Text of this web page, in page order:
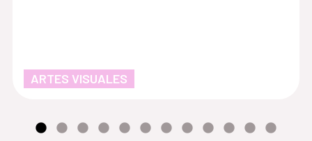
ARTES VISUALES